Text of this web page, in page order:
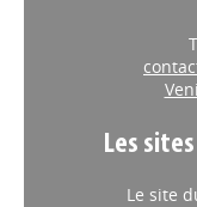
Les
Le site